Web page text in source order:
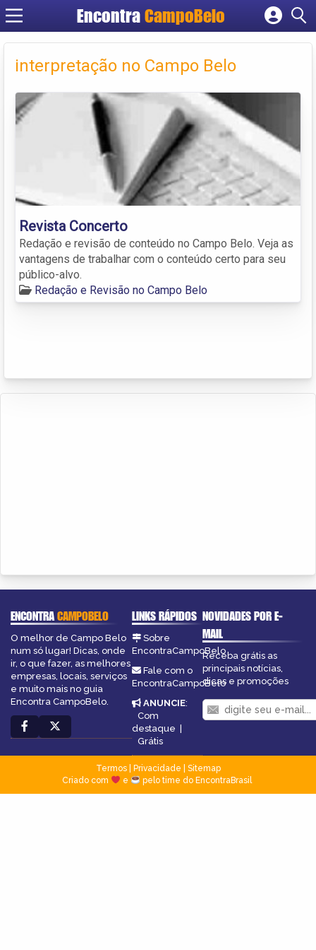
EncontraCampoBelo
Cadastrar empresa
Criar conta
interpretação no Campo Belo
Revista Concerto
Redação e revisão de conteúdo no Campo Belo. Veja as
vantagens de trabalhar com o conteúdo certo para seu
público-alvo.
Redação e Revisão no Campo Belo
ENCONTRACAMPOBELO
O melhor de Campo Belo
num só lugar! Dicas, onde
ir, o que fazer, as melhores
empresas, locais, serviços
e muito mais no guia
Encontra CampoBelo.
LINKS RÁPIDOS
Sobre
EncontraCampoBelo
Fale com o
EncontraCampoBelo
ANUNCIE:
Com
destaque |
Grátis
NOVIDADES POR E-
MAIL
Receba grátis as
principais notícias,
dicas e promoções
Termos| Privacidade
Sitemap
Criado com
e pelo time do EncontraBrasil